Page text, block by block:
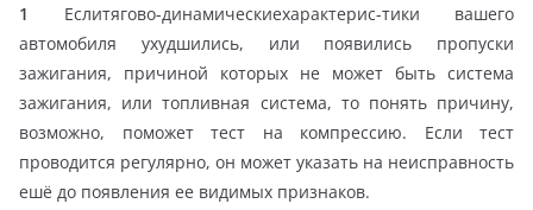
1 Еслитягово-динамическиехарактерис-тики вашего
автомобиля ухудшились, или появились пропуски
зажигания, причиной которых не может быть система
зажигания, или топливная система, то понять причину,
возможно, поможет тест на компрессию. Если тест
проводится регулярно, он может указать на неисправность
ешё до появления ее видимых признаков.